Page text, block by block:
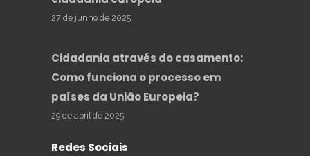
27 de junho de 2025
Cidadania através do casamento:
Como funciona o processo em
países da União Europeia?
29 de abril de 2025
Redes Sociais